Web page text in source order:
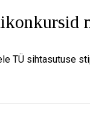
TÜ sihtasutuse